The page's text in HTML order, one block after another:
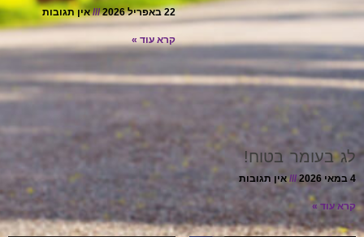
לג בעומר בטוח!
אין תגובות
קרא עוד »
22 באפריל 2026 אין תגובות
קרא עוד »